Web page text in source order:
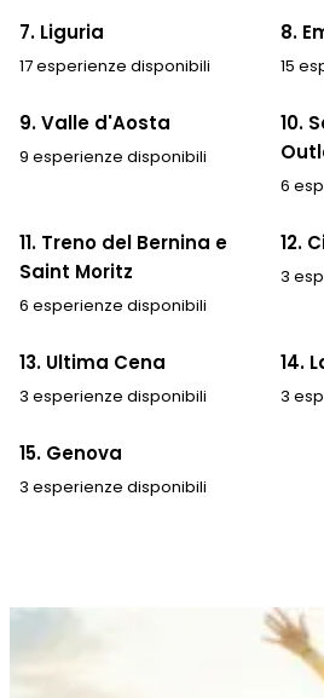
7. Liguria
17 esperienze disponibili
8.
15
9. Valle d'Aosta
9 esperienze disponibili
10.
6
11. Treno del Bernina e
Saint Moritz
6 esperienze disponibili
12.
3
13. Ultima Cena
3 esperienze disponibili
14.
3
15. Genova
3 esperienze disponibili